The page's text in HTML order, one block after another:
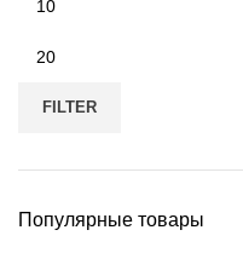
FILTER
Популярные товары